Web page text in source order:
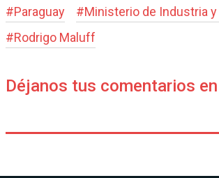
#Paraguay #Ministerio de Industria
#Rodrigo Maluff
Déjanos tus comentarios